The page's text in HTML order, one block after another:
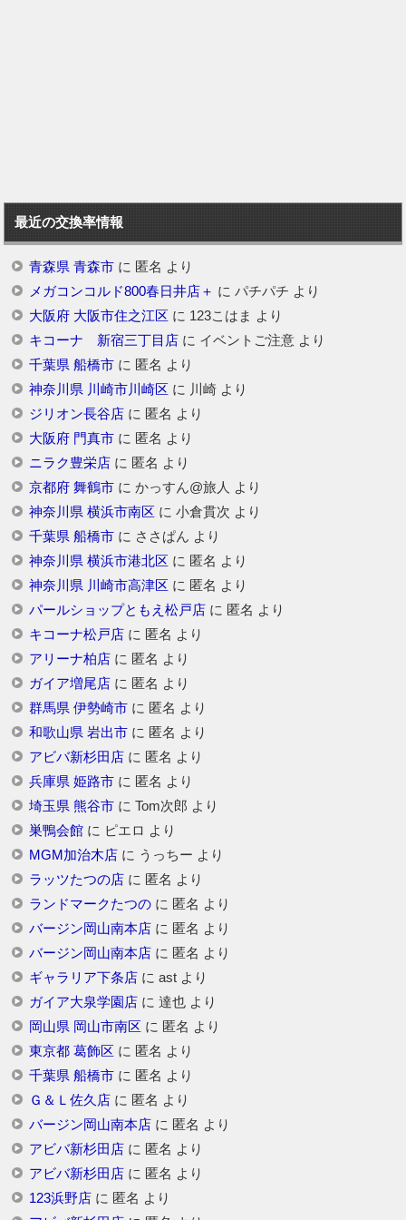
最近の交換率情報
青森県 青森市に 匿名 より
メガコンコルド800春日井店＋ に パチパチ より
大阪府 大阪市住之江区 に 123こはま より
キコーナ 新宿三丁目店に イベントご注意より
千葉県 船橋市に 匿名 より
神奈川県 川崎市川崎区 に 川崎より
ジリオン長谷店に 匿名 より
大阪府 門真市に 匿名 より
ニラク豊栄店に 匿名 より
京都府 舞鶴市に かっすん@旅人 より
神奈川県 横浜市南区 に 小倉貫次 より
千葉県 船橋市に ささぱん より
神奈川県 横浜市港北区 に 匿名 より
神奈川県 川崎市高津区 に 匿名 より
パールショップともえ松戸店に 匿名 より
キコーナ松戸店に 匿名 より
アリーナ柏店に 匿名 より
ガイア増尾店に 匿名 より
群馬県 伊勢崎市に 匿名 より
和歌山県 岩出市に 匿名 より
アビバ新杉田店に 匿名 より
兵庫県 姫路市に 匿名 より
埼玉県 熊谷市に Tom次郎 より
巣鴨会館に ピエロ より
MGM加治木店に うっちー より
ラッツたつの店に 匿名 より
ランドマークたつのに 匿名 より
バージン岡山南本店に 匿名 より
バージン岡山南本店に 匿名 より
ギャラリア下条店に astより
ガイア大泉学園店に 達也より
岡山県 岡山市南区 に 匿名 より
東京都 葛飾区 に 匿名 より
千葉県 船橋市に 匿名 より
Ｇ＆Ｌ佐久店に 匿名 より
バージン岡山南本店に 匿名 より
アビバ新杉田店に 匿名 より
アビバ新杉田店に 匿名 より
123浜野店に 匿名 より